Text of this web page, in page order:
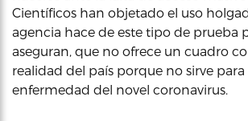
Científicos han objetado el uso
agencia hace de este tipo de prueba
aseguran, que no ofrece un cuadro
realidad del país porque no sirve
enfermedad del novel coronavirus.